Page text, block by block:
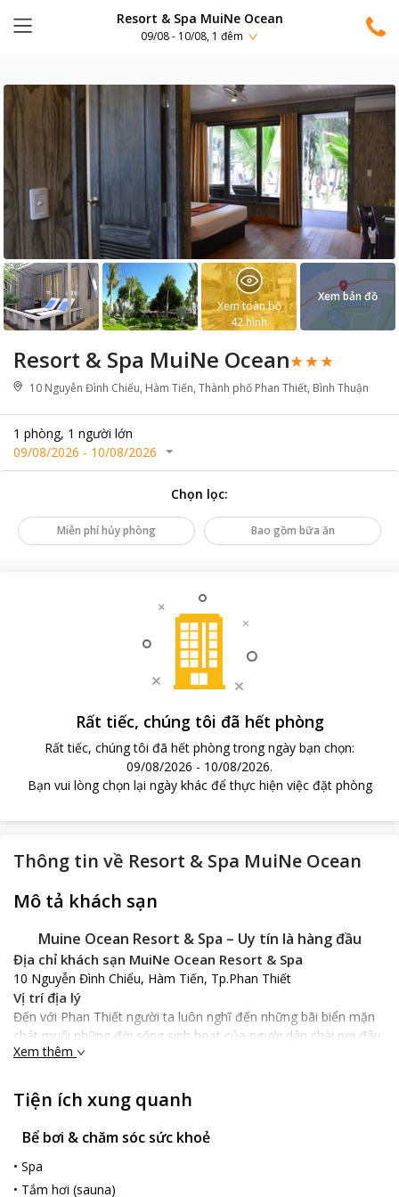
Resort & Spa MuiNe Ocean
09/08 - 10/08, 1 đêm
Resort & Spa MuiNe Ocean
10 Nguyễn Đình Chiểu, Hàm Tiến, Thành phố Phan Thiết, Bình Thuận
1 phòng, 1 người lớn
09/08/2026 - 10/08/2026
Xem toàn bộ
42hình
Xem bản đồ
Chọn lọc:
Miễn phí hủy phòng Bao gồm bữa ăn
Rất tiếc, chúng tôi đã hết phòng
Rất tiếc, chúng tôi đã hết phòng trong ngày bạn chọn:
09/08/2026 - 10/08/2026.
Bạn vui lòng chọn lại ngày khác để thực hiện việc đặt phòng
Thông tin về Resort & Spa MuiNe Ocean
Mô tả khách sạn
Muine Ocean Resort & Spa – Uy tín là hàng đầu
Địa chỉ khách sạn MuiNe Ocean Resort & Spa
10 Nguyễn Đình Chiểu, Hàm Tiến, Tp.Phan Thiết
Vị trí địa lý
Đến với Phan Thiết người ta luôn nghĩ đến những bãi biển mặn
chát muối những đời sống sinh hoạt của người dân chài nơi đây
cũng làm nên vẻ đẹp cho thành phố Phan Thiết. Nhưng ở giữa
nhất thế giới và
Muine Ocean Resort & Spa
nhiệt đới nằm trên đường Nguyễn Đình Chiểu.
Đặc điểm của khách sạn
Spađó là Bungalows và Villas. Tất cả các phòng được thiết kế
hài hoà với kiến trúc truyền thống và cổ điển Việt Nam. Khách
Xem thêm
Tiện ích xung quanh
Bể bơi & chăm sóc sức khoẻ
• Spa
• Tắm hơi (sauna)